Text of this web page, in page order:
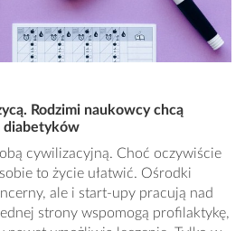
Rodzimi naukowcy chcą
diabetyków
cywilizacyjną. Choć oczywiście
to życie ułatwić. Ośrodki
ale i start-upy pracują nad
strony wspomogą profilaktykę,